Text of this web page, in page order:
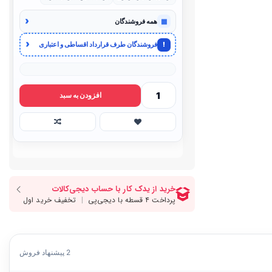
▦ همه فروشندگان ‹
! فروشندگان طرف قرارداد اقساطی و اعتباری ‹
افزودن به سبد
2 پیشنهاد فروش